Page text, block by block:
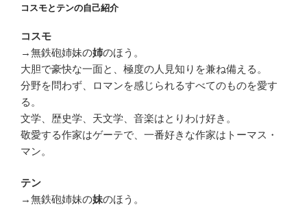
コスモとテンの自己紹介
コスモ
→無鉄砲姉妹の姉のほう。
大胆で豪快な一面と、極度の人見知りを兼ね備える。
分野を問わず、ロマンを感じられるすべてのものを愛す
る。
文学、歴史学、天文学、音楽はとりわけ好き。
敬愛する作家はゲーテで、一番好きな作家はトーマス・
マン。
テン
→無鉄砲姉妹の妹のほう。